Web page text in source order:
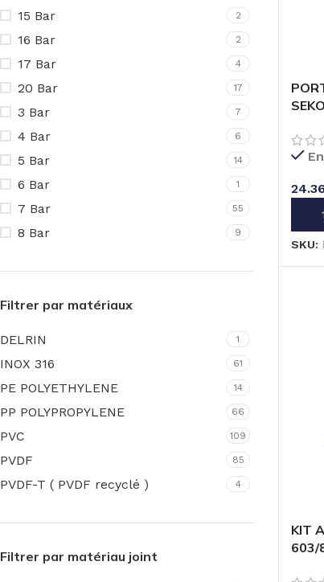
15 Bar 2
16 Bar 2
17 Bar 4
20 Bar 17
3 Bar 7
4 Bar 6
5 Bar 14
6 Bar 1
7 Bar 55
8 Bar 9
Filtrer par matériaux
DELRIN 1
INOX 316 61
PE POLYETHYLENE 14
PP POLYPROPYLENE 66
PVC 109
PVDF 85
PVDF-T ( PVDF recyclé ) 4
Filtrer par matériau joint
SKU:
KIT
603/